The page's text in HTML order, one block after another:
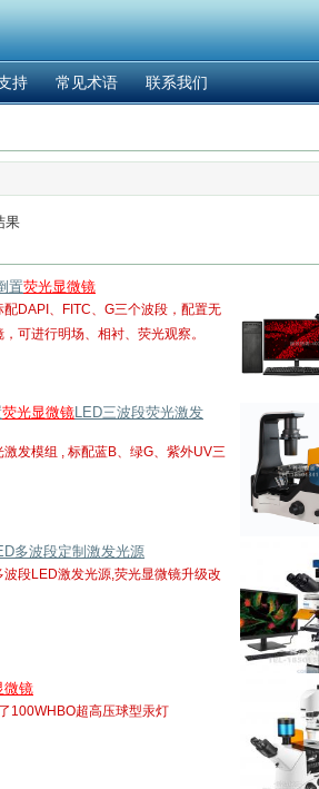
持 常见术语 联系我们
果
置荧光显微镜
DAPI、FITC、G三个波段，配置无
可进行明场、相衬、荧光观察。
荧光显微镜LED三波段荧光激发
发模组 , 标配蓝B、绿G、紫外UV三
多波段定制激发光源
段LED激发光源,荧光显微镜升级改
微镜
100WHBO超高压球型汞灯